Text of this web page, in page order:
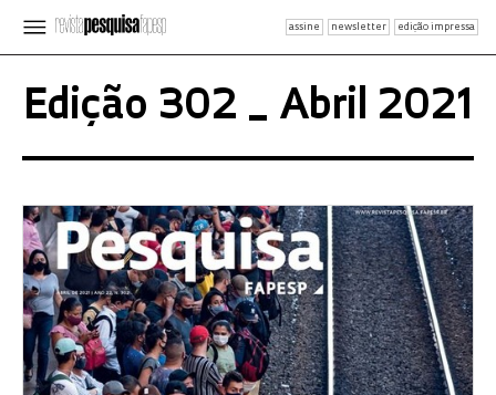
assine newsletter edição impressa
Edição 302 _ Abril 2021